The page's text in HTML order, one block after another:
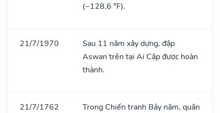
(−128,6 °F).
21/7/1970
Sau 11 năm xây dựng, đập
Aswan trên tại Ai Cập được hoàn
thành.
21/7/1762
Trong Chiến tranh Bảy năm, quân